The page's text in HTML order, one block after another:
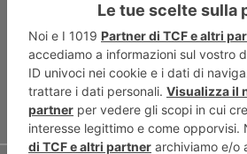
corso di Stato